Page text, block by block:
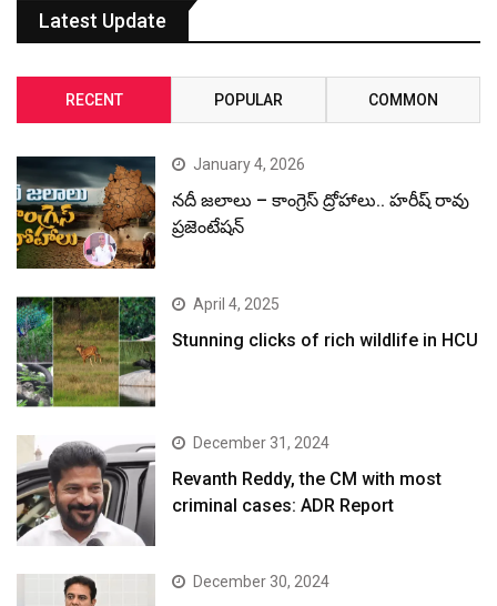
Latest Update
RECENT POPULAR COMMON
January 4, 2026
నదీ జలాలు – కాంగ్రెస్ ద్రోహాలు.. హరీష్ రావు
ప్రజెంటేషన్
April 4, 2025
Stunning clicks of rich wildlife in HCU
December 31, 2024
Revanth Reddy, the CM with most
criminal cases: ADR Report
December 30, 2024